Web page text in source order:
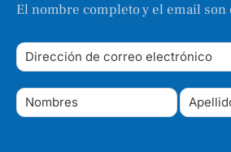
El nombre completo y el email